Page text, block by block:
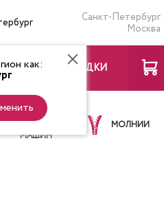
Санкт-Петербург
Москва
как: ЗАКЛАДКИ
ИГЛЫ ДЛЯ
ШВЕЙНЫХ
МАШИН
МОЛНИИ